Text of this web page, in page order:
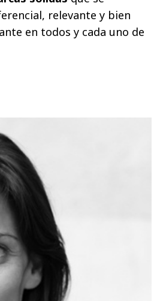
relevante y bien
en todos y cada uno de